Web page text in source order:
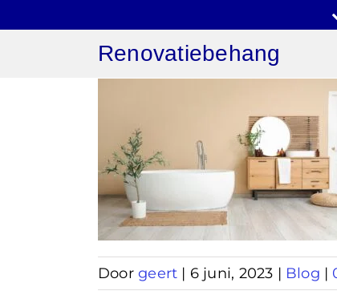
naar
Renovatiebehang
Doorgeert | 6 juni, 2023 | Blog |